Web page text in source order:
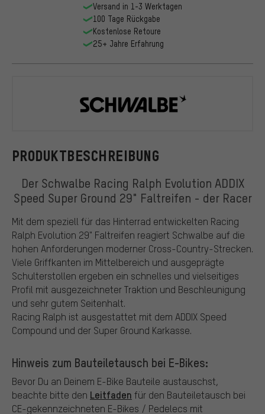
PRODUKTBESCHREIBUNG
Der Schwalbe Racing Ralph Evolution ADDIX
Speed Super Ground 29" Faltreifen - der Racer
Mit dem speziell für das Hinterrad entwickelten Racing
Ralph Evolution 29" Faltreifen reagiert Schwalbe auf die
hohen Anforderungen moderner Cross-Country-Strecken.
Viele Griffkanten im Mittelbereich und ausgeprägte
Schulterstollen ergeben ein schnelles und vielseitiges
Profil mit ausgezeichneter Traktion und Beschleunigung
und sehr gutem Seitenhalt.
Racing Ralph ist ausgestattet mit dem ADDIX Speed
Compound und der Super Ground Karkasse.
Hinweis zum Bauteiletausch bei E-Bikes:
Bevor Du an Deinem E-Bike Bauteile austauschst,
beachte bitte den Leitfaden für den Bauteiletausch bei
CE-gekennzeichneten E-Bikes / Pedelecs mit
Versand in 1-3 Werktagen
100 Tage Rückgabe
Kostenlose Retoure
25+ Jahre Erfahrung